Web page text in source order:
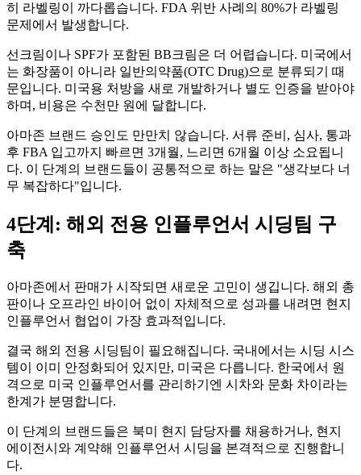
히 라벨링이 까다롭습니다. FDA 위반 사례의 80%가 라벨링
문제에서 발생합니다.
선크림이나 SPF가 포함된 BB크림은 더 어렵습니다. 미국에서
는 화장품이 아니라 일반의약품(OTC Drug)으로 분류되기 때
문입니다. 미국용 처방을 새로 개발하거나 별도 인증을 받아야
하며, 비용은 수천만 원에 달합니다.
아마존 브랜드 승인도 만만치 않습니다. 서류 준비, 심사, 통과
후 FBA 입고까지 빠르면 3개월, 느리면 6개월 이상 소요됩니
다. 이 단계의 브랜드들이 공통적으로 하는 말은 "생각보다 너
무 복잡하다"입니다.
4단계: 해외 전용 인플루언서 시딩팀 구
축
아마존에서 판매가 시작되면 새로운 고민이 생깁니다. 해외 총
판이나 오프라인 바이어 없이 자체적으로 성과를 내려면 현지
인플루언서 협업이 가장 효과적입니다.
결국 해외 전용 시딩팀이 필요해집니다. 국내에서는 시딩 시스
템이 이미 안정화되어 있지만, 미국은 다릅니다. 한국에서 원
격으로 미국 인플루언서를 관리하기엔 시차와 문화 차이라는
한계가 분명합니다.
이 단계의 브랜드들은 북미 현지 담당자를 채용하거나, 현지
에이전시와 계약해 인플루언서 시딩을 본격적으로 진행합니
다.